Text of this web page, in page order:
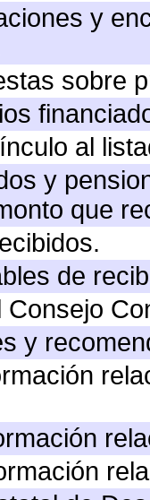
y
sobre
al
y
que
de
Consejo
y